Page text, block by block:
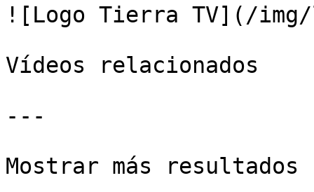
![Logo Tierra TV](/
Vídeos relacionados
---
Mostrar más resultados